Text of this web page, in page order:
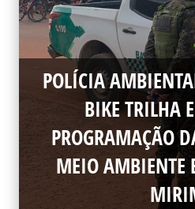
POLÍCIA
BIKE TRILHA
PROGRAMAÇÃO
MEIO AMBIENTE